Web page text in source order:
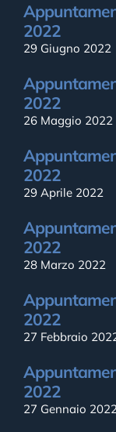
2022
29 Giugno 2022
2022
26 Maggio 2022
2022
29 Aprile 2022
2022
28 Marzo 2022
2022
27 Febbraio
2022
27 Gennaio